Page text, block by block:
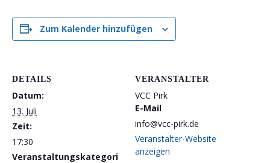
Zum Kalender hinzufügen
DETAILS
Datum:
13. Juli
Zeit:
17:30
Veranstaltungskategori
VERANSTALTER
VCC Pirk
E-Mail
info@vcc-pirk.de
Veranstalter-Website
anzeigen